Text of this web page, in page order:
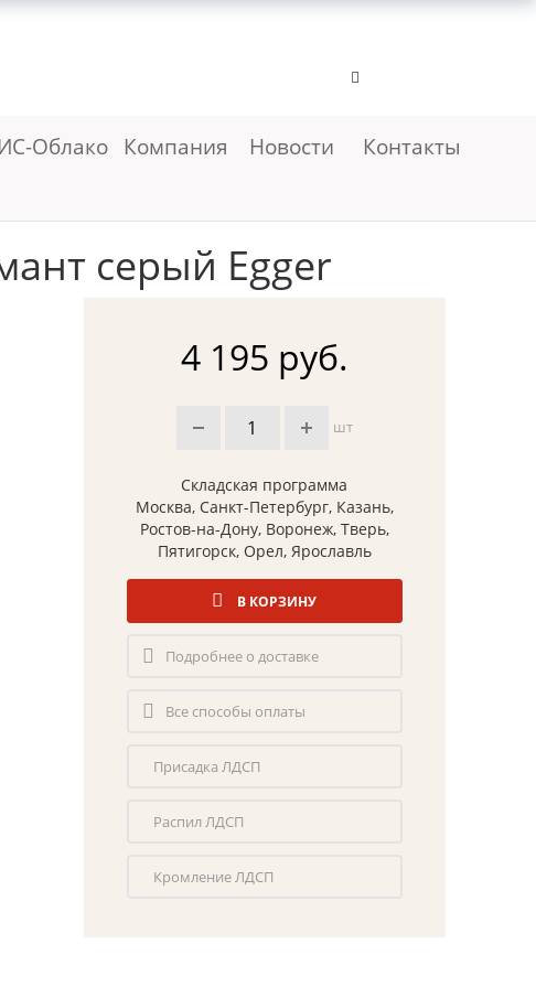
Облако Компания Новости Контакты
серый Egger
4 195 руб.
шт
Складская программа
Москва, Санкт-Петербург, Казань,
Ростов-на-Дону, Воронеж, Тверь,
Пятигорск, Орел, Ярославль
В КОРЗИНУ
Подробнее о доставке
Все способы оплаты
Присадка ЛДСП
Распил ЛДСП
Кромление ЛДСП